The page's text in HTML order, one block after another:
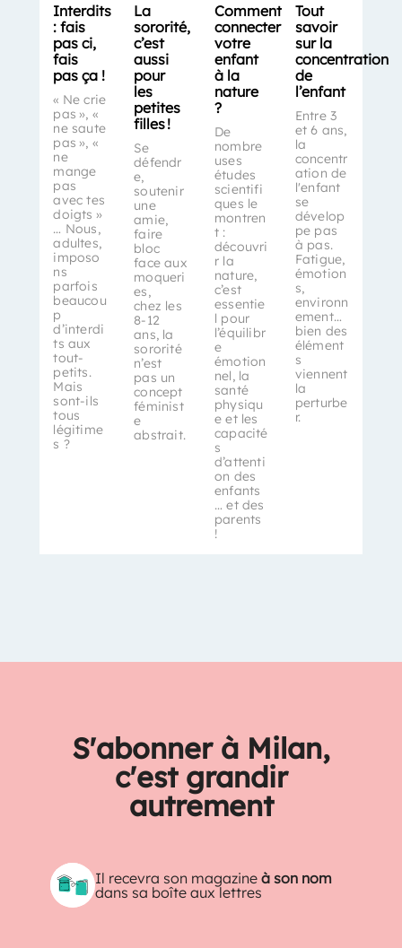
Interdits
: fais
pas ci,
fais
pas ça !
« Ne crie
pas », «
ne saute
pas », «
ne
mange
pas
avec tes
doigts »
… Nous,
adultes,
imposo
ns
parfois
beaucou
p
d’interdi
ts aux
tout-
petits.
Mais
sont-ils
tous
légitime
s ?
La
sororité,
c’est
aussi
pour
les
petites
filles !
Se
défendr
e,
soutenir
une
amie,
faire
bloc
face aux
moqueri
es,
chez les
8-12
ans, la
sororité
n’est
pas un
concept
féminist
e
abstrait.
Comment
connecter
votre
enfant
à la
nature
?
De
nombre
uses
études
scientifi
ques le
montren
t :
découvri
r la
nature,
c’est
essentie
l pour
l’équilibr
e
émotion
nel, la
santé
physiqu
e et les
capacité
s
d’attenti
on des
enfants
… et des
parents
!
Tout
savoir
sur la
concentration
de
l’enfant
Entre 3
et 6 ans,
la
concentr
ation de
l'enfant
se
dévelop
pe pas
à pas.
Fatigue,
émotion
s,
environn
ement…
bien des
élément
s
viennent
la
perturbe
r.
S'abonner à Milan,
c'est grandir
autrement
Il recevra son magazineà son nom
dans sa boîte aux lettres